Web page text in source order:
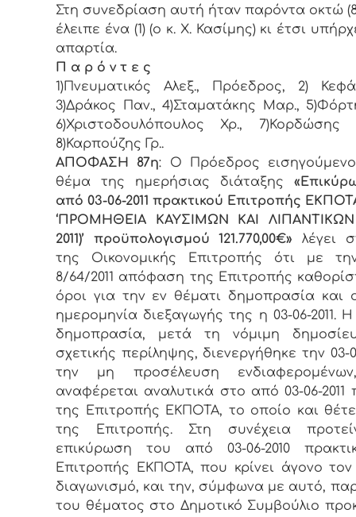
Στη συvεδρίαση αυτή ήταv παρόvτα οκτώ
έλειπε ένα (1) (ο κ. Χ. Κασίμης) κι έτσι
απαρτία.
Π α ρ ό ν τ ε ς
1)Πνευματικός Αλεξ., Πρόεδρoς, 2)
3)Δράκος Παν., 4)Σταματάκης Μαρ.,
6)Χριστοδουλόπουλος Χρ.,
8)Καρπούζης Γρ..
ΑΠΟΦΑΣΗ 87η: Ο Πρόεδρoς
θέμα της ημερήσιας διάταξης
από 03-06-2011 πρακτικού Επιτροπής
‘ΠΡΟΜΗΘΕΙΑ ΚΑΥΣΙΜΩΝ ΚΑΙ
2011)’ προϋπολογισμού 121.770,00€» λέγει
της Οικονομικής Επιτροπής ότι με
8/64/2011 απόφαση της Επιτροπής
όροι για την εν θέματι δημοπρασία και
ημερομηνία διεξαγωγής της η 03-06-2011.
δημοπρασία, μετά τη νόμιμη
σχετικής περίληψης, διενεργήθηκε την 03-
την μη προσέλευση
αναφέρεται αναλυτικά στο από 03-06-2011
της Επιτροπής ΕΚΠΟΤΑ, το οποίο και
της Επιτροπής. Στη συνέχεια
επικύρωση του από 03-06-2010
Επιτροπής ΕΚΠΟΤΑ, που κρίνει άγονο
διαγωνισμό, και την, σύμφωνα με αυτό,
του θέματος στο Δημοτικό Συμβούλιο